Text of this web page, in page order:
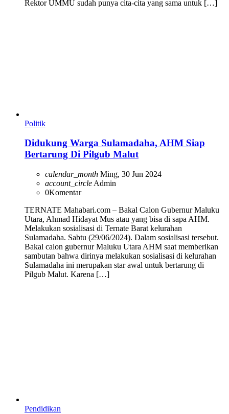
Rektor UMMU sudah punya cita-cita yang sama untuk […]
Politik
Didukung Warga Sulamadaha, AHM Siap
Bertarung Di Pilgub Malut
calendar_month Ming, 30 Jun 2024
account_circle Admin
0Komentar
TERNATE Mahabari.com – Bakal Calon Gubernur Maluku
Utara, Ahmad Hidayat Mus atau yang bisa di sapa AHM.
Melakukan sosialisasi di Ternate Barat kelurahan
Sulamadaha. Sabtu (29/06/2024). Dalam sosialisasi tersebut.
Bakal calon gubernur Maluku Utara AHM saat memberikan
sambutan bahwa dirinya melakukan sosialisasi di kelurahan
Sulamadaha ini merupakan star awal untuk bertarung di
Pilgub Malut. Karena […]
Pendidikan